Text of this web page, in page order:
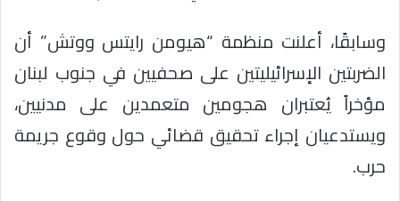
وسابقًا، أعلنت منظمة “هيومن رايتس ووتش” أن
الضربتين الإسرائيليتين على صحفيين في جنوب لبنان
مؤخراً يُعتبران هجومين متعمدين على مدنيين،
ويستدعيان إجراء تحقيق قضائي حول وقوع جريمة
حرب.